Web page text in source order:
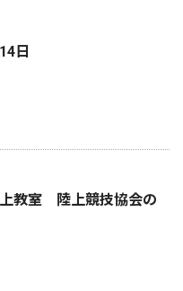
日
教室 陸上競技協会の